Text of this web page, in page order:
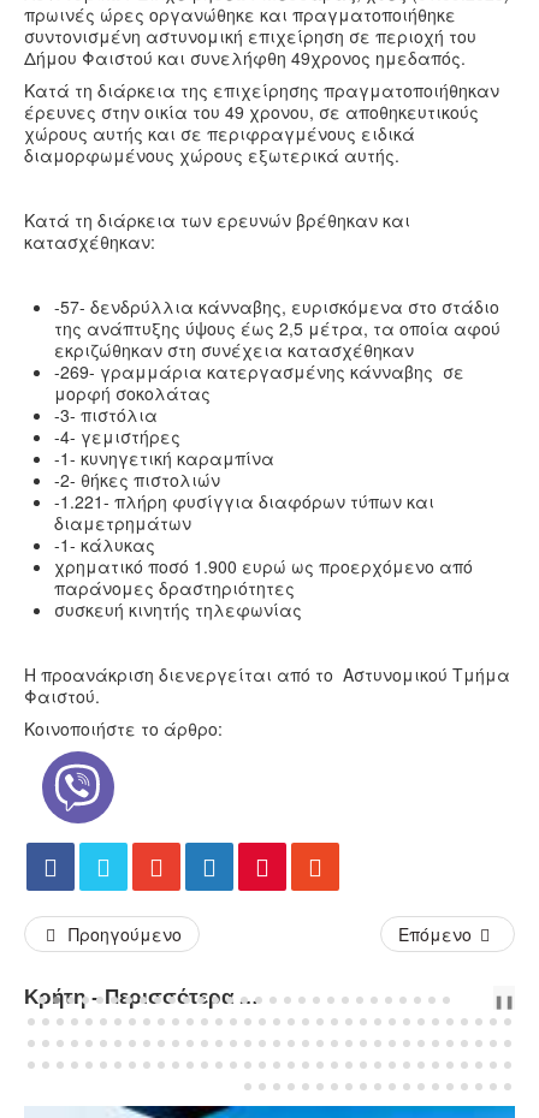
πρωινές ώρες οργανώθηκε και πραγματοποιήθηκε
συντονισμένη αστυνομική επιχείρηση σε περιοχή του
Δήμου Φαιστού και συνελήφθη 49χρονος ημεδαπός.
Κατά τη διάρκεια της επιχείρησης πραγματοποιήθηκαν
έρευνες στην οικία του 49 χρονου, σε αποθηκευτικούς
χώρους αυτής και σε περιφραγμένους ειδικά
διαμορφωμένους χώρους εξωτερικά αυτής.
Κατά τη διάρκεια των ερευνών βρέθηκαν και
κατασχέθηκαν:
-57- δενδρύλλια κάνναβης, ευρισκόμενα στο στάδιο
της ανάπτυξης ύψους έως 2,5 μέτρα, τα οποία αφού
εκριζώθηκαν στη συνέχεια κατασχέθηκαν
-269- γραμμάρια κατεργασμένης κάνναβης σε
μορφή σοκολάτας
-3- πιστόλια
-4- γεμιστήρες
-1- κυνηγετική καραμπίνα
-2- θήκες πιστολιών
-1.221- πλήρη φυσίγγια διαφόρων τύπων και
διαμετρημάτων
-1- κάλυκας
χρηματικό ποσό 1.900 ευρώ ως προερχόμενο από
παράνομες δραστηριότητες
συσκευή κινητής τηλεφωνίας
Η προανάκριση διενεργείται από το Αστυνομικού Τμήμα
Φαιστού.
Κοινοποιήστε το άρθρο:
Προηγούμενο Επόμενο
Κρήτη - Περισσότερα Άρθρα... PREVNEXT
❚❚